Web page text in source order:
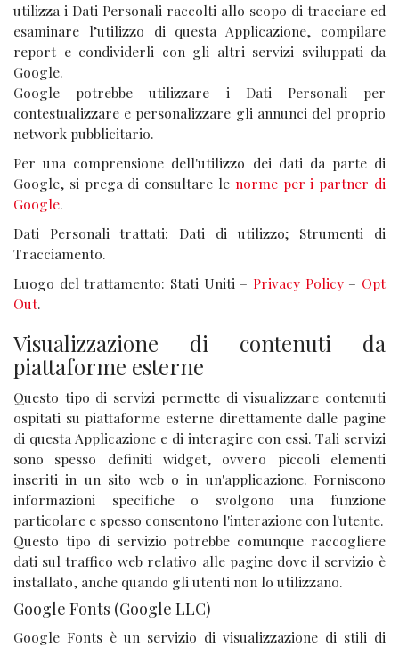
utilizza i Dati Personali raccolti allo scopo di tracciare ed
esaminare l’utilizzo di questa Applicazione, compilare
report e condividerli con gli altri servizi sviluppati da
Google.
Google potrebbe utilizzare i Dati Personali per
contestualizzare e personalizzare gli annunci del proprio
network pubblicitario.
Per una comprensione dell'utilizzo dei dati da parte di
Google, si prega di consultare le norme per i partner di
Google.
Dati Personali trattati: Dati di utilizzo; Strumenti di
Tracciamento.
Luogo del trattamento: Stati Uniti – Privacy Policy– Opt
Out.
Visualizzazione di contenuti da
piattaforme esterne
Questo tipo di servizi permette di visualizzare contenuti
ospitati su piattaforme esterne direttamente dalle pagine
di questa Applicazione e di interagire con essi. Tali servizi
sono spesso definiti widget, ovvero piccoli elementi
inseriti in un sito web o in un'applicazione. Forniscono
informazioni specifiche o svolgono una funzione
particolare e spesso consentono l'interazione con l'utente.
Questo tipo di servizio potrebbe comunque raccogliere
dati sul traffico web relativo alle pagine dove il servizio è
installato, anche quando gli utenti non lo utilizzano.
Google Fonts (Google LLC)
Google Fonts è un servizio di visualizzazione di stili di